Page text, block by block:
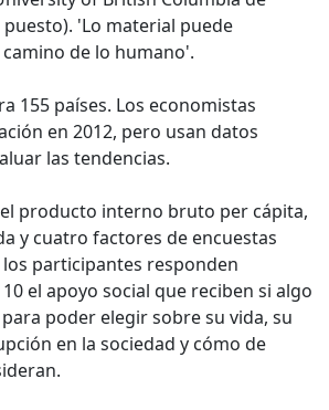
puesto). 'Lo material puede
de lo humano'.
155 países. Los economistas
en 2012, pero usan datos
las tendencias.
el producto interno bruto per cápita,
y cuatro factores de encuestas
los participantes responden
el apoyo social que reciben si algo
poder elegir sobre su vida, su
en la sociedad y cómo de